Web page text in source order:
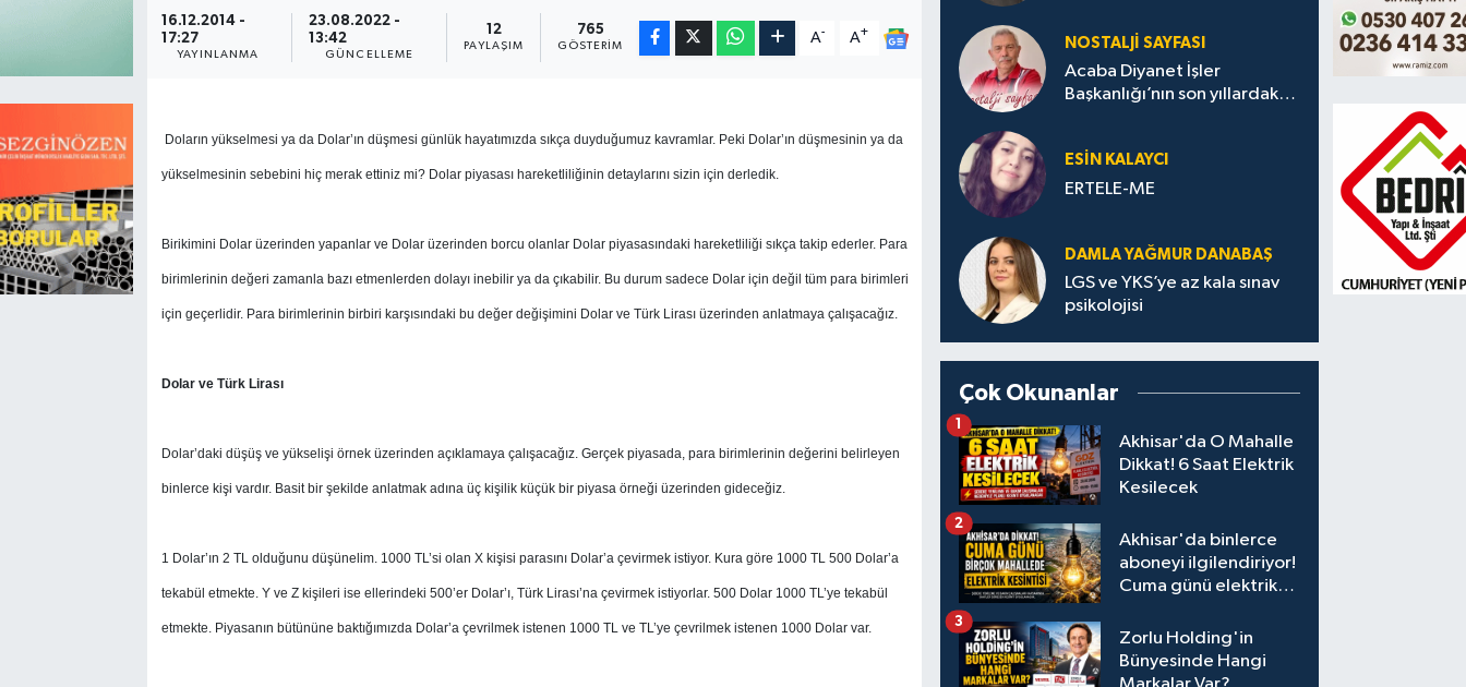
16.12.2014 -
17:27
YAYINLANMA
23.08.2022 -
13:42
GÜNCELLEME
12
PAYLAŞIM
765
GÖSTERIM
A- A+
Doların yükselmesi ya da Dolar’ın düşmesi günlük hayatımızda sıkça duyduğumuz kavramlar. Peki Dolar’ın düşmesinin ya da
yükselmesinin sebebini hiç merak ettiniz mi? Dolar piyasası hareketliliğinin detaylarını sizin için derledik.
Birikimini Dolar üzerinden yapanlar ve Dolar üzerinden borcu olanlar Dolar piyasasındaki hareketliliği sıkça takip ederler. Para
birimlerinin değeri zamanla bazı etmenlerden dolayı inebilir ya da çıkabilir. Bu durum sadece Dolar için değil tüm para birimleri
için geçerlidir. Para birimlerinin birbiri karşısındaki bu değer değişimini Dolar ve Türk Lirası üzerinden anlatmaya çalışacağız.
Dolar ve Türk Lirası
Dolar’daki düşüş ve yükselişi örnek üzerinden açıklamaya çalışacağız. Gerçek piyasada, para birimlerinin değerini belirleyen
binlerce kişi vardır. Basit bir şekilde anlatmak adına üç kişilik küçük bir piyasa örneği üzerinden gideceğiz.
1 Dolar’ın 2 TL olduğunu düşünelim. 1000 TL’si olan X kişisi parasını Dolar’a çevirmek istiyor. Kura göre 1000 TL 500 Dolar’a
tekabül etmekte. Y ve Z kişileri ise ellerindeki 500’er Dolar’ı, Türk Lirası’na çevirmek istiyorlar. 500 Dolar 1000 TL’ye tekabül
etmekte. Piyasanın bütününe baktığımızda Dolar’a çevrilmek istenen 1000 TL ve TL’ye çevrilmek istenen 1000 Dolar var.
NOSTALJI SAYFASI
Acaba Diyanet İşler
Başkanlığı’nın son yıllardaki
ESIN KALAYCI
ERTELE-ME
DAMLA YAĞMUR DANABAŞ
LGS ve YKS’ye az kala sınav
psikolojisi
Çok Okunanlar
Akhisar'da O Mahalle
Dikkat! 6 Saat Elektrik
Kesilecek
1
Akhisar'da binlerce
aboneyi ilgilendiriyor!
Cuma günü elektrik
2
Zorlu Holding'in
Bünyesinde Hangi
3
Yerel Haber
Akhisar Emlak
Ülke
Sektörel
Röportaj
Dünya
Yerel Haber